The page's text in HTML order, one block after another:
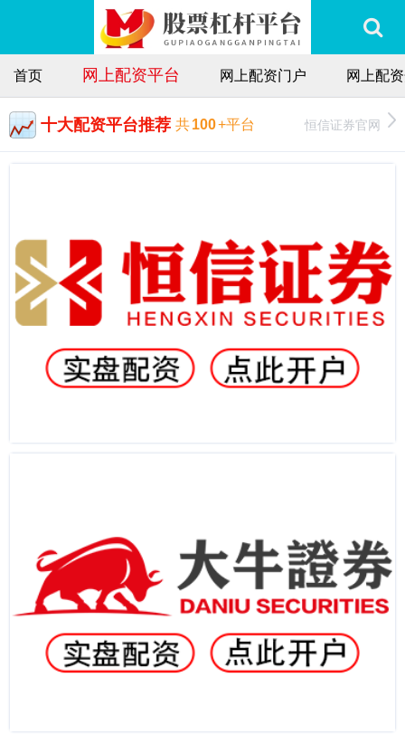
首页 网上配资平台 网上配资门户 网上配
十大配资平台推荐 共100+平台 恒信证券官网